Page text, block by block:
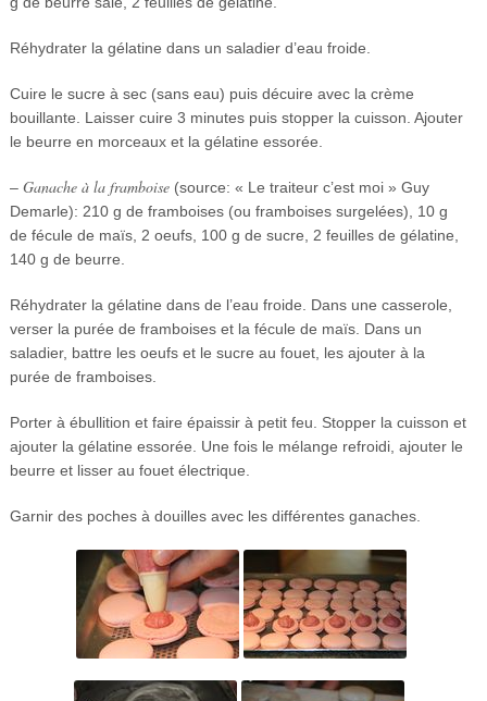
Réhydrater la gélatine dans un saladier d’eau froide.
Cuire le sucre à sec (sans eau) puis décuire avec la crème
bouillante. Laisser cuire 3 minutes puis stopper la cuisson. Ajouter
le beurre en morceaux et la gélatine essorée.
– Ganache à la framboise(source: « Le traiteur c’est moi » Guy
Demarle): 210 g de framboises (ou framboises surgelées), 10 g
de fécule de maïs, 2 oeufs, 100 g de sucre, 2 feuilles de gélatine,
140 g de beurre.
Réhydrater la gélatine dans de l’eau froide. Dans une casserole,
verser la purée de framboises et la fécule de maïs. Dans un
saladier, battre les oeufs et le sucre au fouet, les ajouter à la
purée de framboises.
Porter à ébullition et faire épaissir à petit feu. Stopper la cuisson et
ajouter la gélatine essorée. Une fois le mélange refroidi, ajouter le
beurre et lisser au fouet électrique.
Garnir des poches à douilles avec les différentes ganaches.